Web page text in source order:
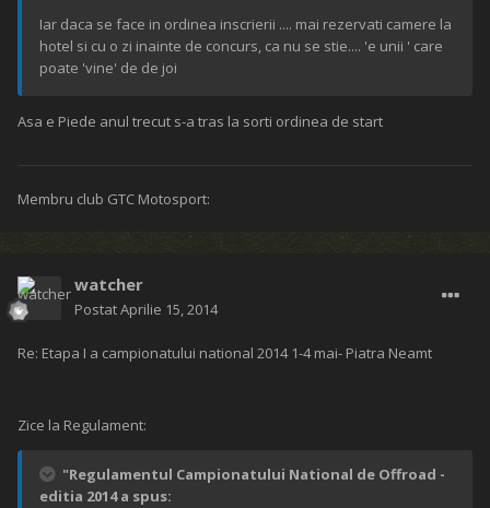
Iar daca se face in ordinea inscrierii .... mai rezervati camere la
hotel si cu o zi inainte de concurs, ca nu se stie.... 'e unii ' care
poate 'vine' de de joi
Asa e Piede anul trecut s-a tras la sorti ordinea de start
Membru club GTC Motosport:
watcher
PostatAprilie 15, 2014
Re: Etapa I a campionatului national 2014 1-4 mai- Piatra Neamt
Zice la Regulament:
"Regulamentul Campionatului National de Offroad -
editia 2014 a spus: